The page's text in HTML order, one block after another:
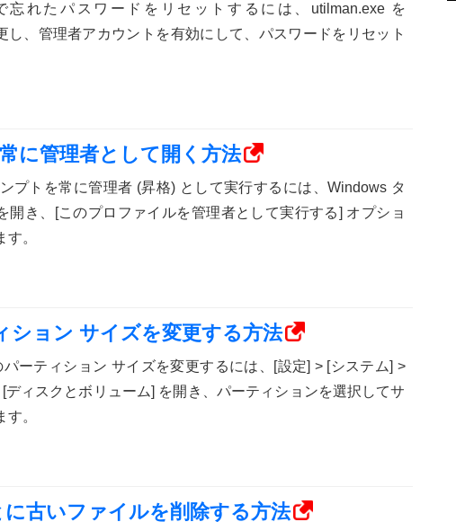
忘れたパスワードをリセットするには、utilman.exe を
し、管理者アカウントを有効にして、パスワードをリセット
に管理者として開く方法
プトを常に管理者 (昇格) として実行するには、Windows タ
開き、[このプロファイルを管理者として実行する] オプショ
。
ション サイズを変更する方法
パーティション サイズを変更するには、[設定] > [システム] >
[ディスクとボリューム] を開き、パーティションを選択してサ
。
古いファイルを削除する方法